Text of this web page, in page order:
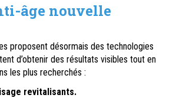
âge nouvelle
proposent désormais des technologies
d’obtenir des résultats visibles tout en
les plus recherchés :
revitalisants.